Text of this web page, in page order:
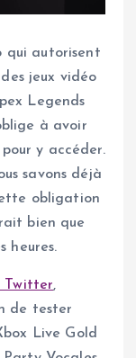
qui autorisent
jeux vidéo
Legends
à avoir
y accéder.
savons déjà
obligation
bien que
heures.
Twitter,
de tester
Live Gold